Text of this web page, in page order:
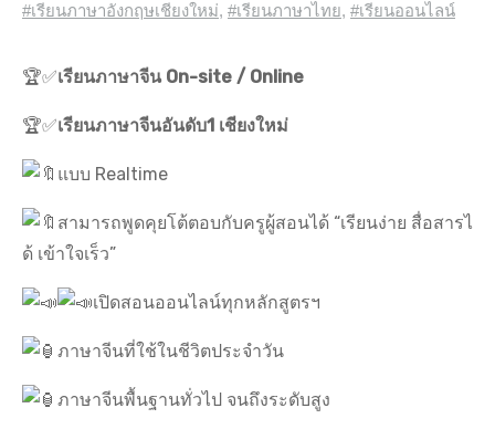
#เรียนภาษาอังกฤษเชียงใหม่, #เรียนภาษาไทย, #เรียนออนไลน์
🏆✅เรียนภาษาจีน On-site / Online
🏆✅เรียนภาษาจีนอันดับ1 เชียงใหม่
แบบ Realtime
สามารถพูดคุยโต้ตอบกับครูผู้สอนได้ “เรียนง่าย สื่อสารไ
ด้ เข้าใจเร็ว”
เปิดสอนออนไลน์ทุกหลักสูตรฯ
ภาษาจีนที่ใช้ในชีวิตประจำวัน
ภาษาจีนพื้นฐานทั่วไป จนถึงระดับสูง